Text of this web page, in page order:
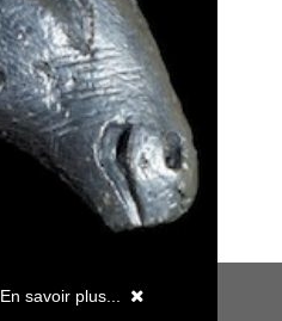
En savoir plus...